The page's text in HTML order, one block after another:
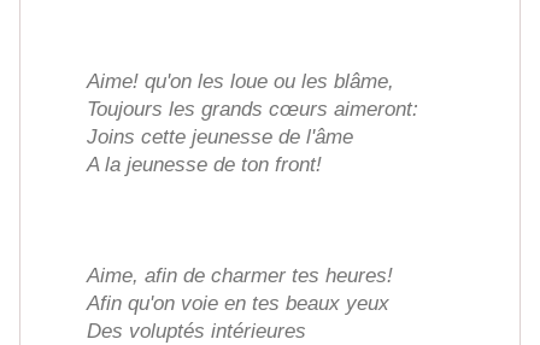
Aime! qu'on les loue ou les blâme,
Toujours les grands cœurs aimeront:
Joins cette jeunesse de l'âme
A la jeunesse de ton front!
Aime, afin de charmer tes heures!
Afin qu'on voie en tes beaux yeux
Des voluptés intérieures